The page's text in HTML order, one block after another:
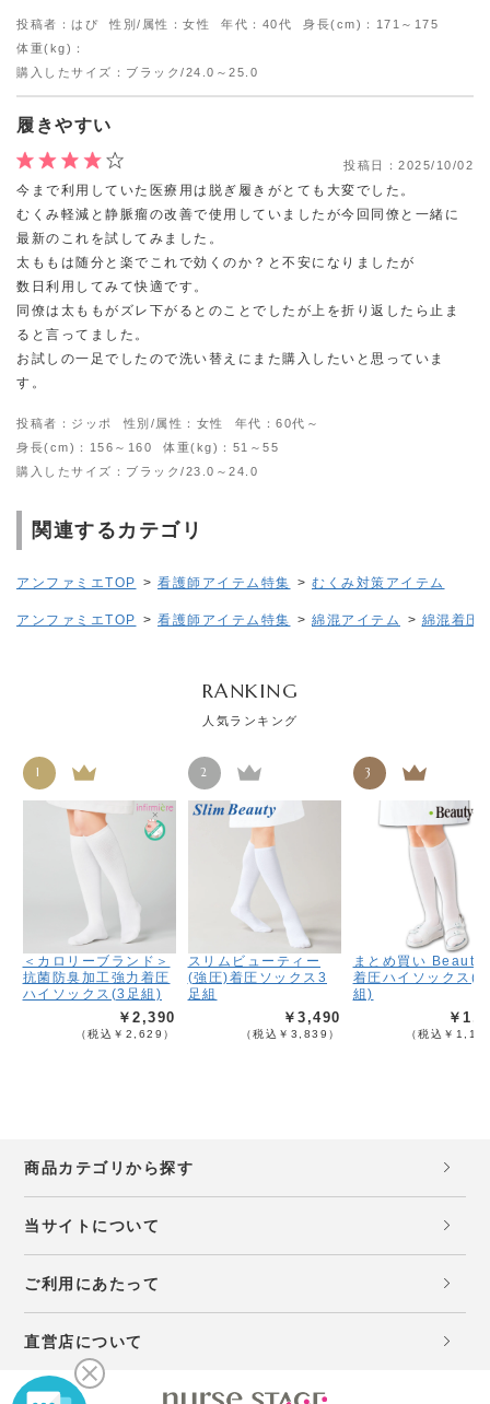
投稿者：はぴ 性別/属性：女性 年代：40代
身長(cm)：171～175
体重(kg)：
購入したサイズ：ブラック/24.0～25.0
履きやすい
投稿日： 2025/10/02
今まで利用していた医療用は脱ぎ履きがとても大変でした。
むくみ軽減と静脈瘤の改善で使用していましたが今回同僚と一緒に
最新のこれを試してみました。
太ももは随分と楽でこれで効くのか？と不安になりましたが
数日利用してみて快適です。
同僚は太ももがズレ下がるとのことでしたが上を折り返したら止ま
ると言ってました。
お試しの一足でしたので洗い替えにまた購入したいと思っていま
す。
投稿者：ジッポ 性別/属性：女性
年代：60代～
身長(cm)：156～160
体重(kg)：51～55
購入したサイズ：ブラック/23.0～24.0
関連するカテゴリ
アンファミエTOP > 看護師アイテム特集 > むくみ対策アイテム
アンファミエTOP > 看護師アイテム特集 > 綿混アイテム > 綿混着圧
RANKING
人気ランキング
1
＜カロリーブランド＞
抗菌防臭加工強力着圧
ハイソックス(3足組)
￥2,390
（税込￥2,629）
2
スリムビューティー
(強圧)着圧ソックス3
足組
￥3,490
（税込￥3,839）
3
まとめ買い
着圧ハイソックス(3
組)
￥
（税込￥
商品カテゴリから探す
当サイトについて
ご利用にあたって
直営店について